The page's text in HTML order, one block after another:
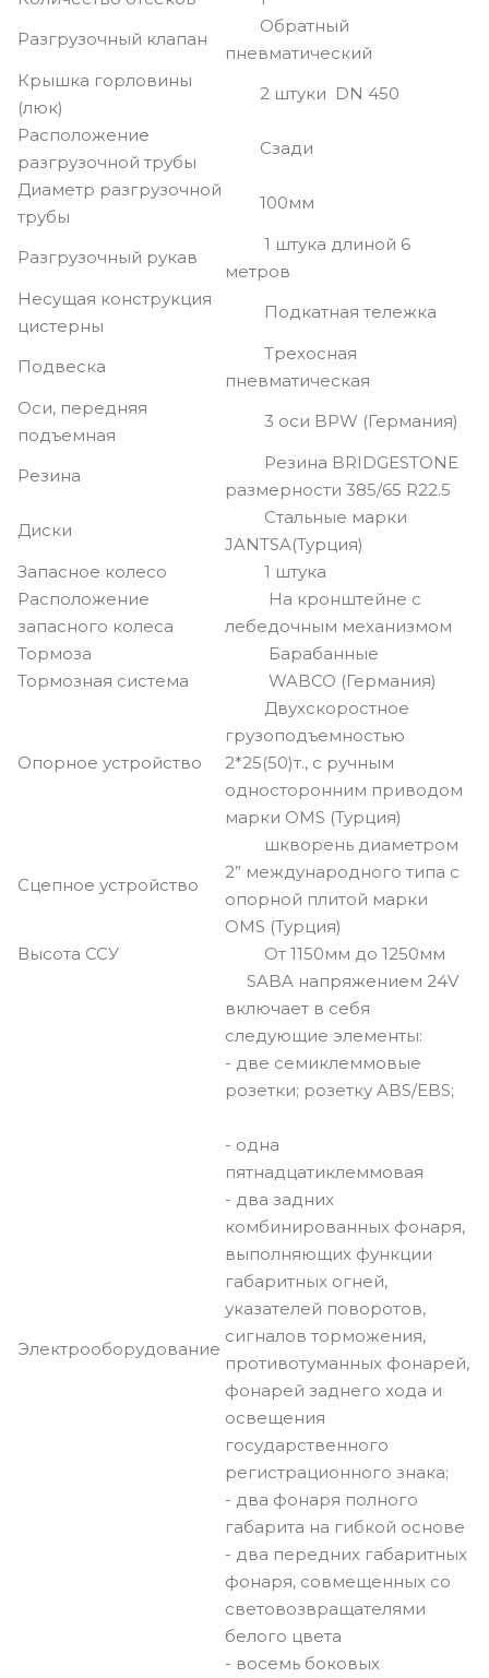
Разгрузочный клапан
Обратный
пневматический
Крышка горловины
(люк)
2 штуки DN 450
Расположение
разгрузочной трубы
Сзади
Диаметр разгрузочной
трубы
100мм
Разгрузочный рукав
1 штука длиной 6
метров
Несущая конструкция
цистерны
Подкатная тележка
Подвеска
Трехосная
пневматическая
Оси, передняя
подъемная
3 оси BPW (Германия)
Резина
Резина BRIDGESTONE
размерности 385/65 R22.5
Диски
Стальные марки
JANTSA(Турция)
Запасное колесо
1 штука
Расположение
запасного колеса
На кронштейне с
лебедочным механизмом
Тормоза
Барабанные
Тормозная система
WABCO (Германия)
Опорное устройство
Двухскоростное
грузоподъемностью
2*25(50)т., с ручным
односторонним приводом
марки OMS (Турция)
Сцепное устройство
шкворень диаметром
2” международного типа с
опорной плитой марки
OMS (Турция)
Высота ССУ
От 1150мм до 1250мм
Электрооборудование
SABA напряжением 24V
включает в себя
следующие элементы:
- две семиклеммовые
розетки; розетку ABS/EBS;
- одна
пятнадцатиклеммовая
- два задних
комбинированных фонаря,
выполняющих функции
габаритных огней,
указателей поворотов,
сигналов торможения,
противотуманных фонарей,
фонарей заднего хода и
освещения
государственного
регистрационного знака;
- два фонаря полного
габарита на гибкой основе
- два передних габаритных
фонаря, совмещенных со
световозвращателями
белого цвета
- восемь боковых